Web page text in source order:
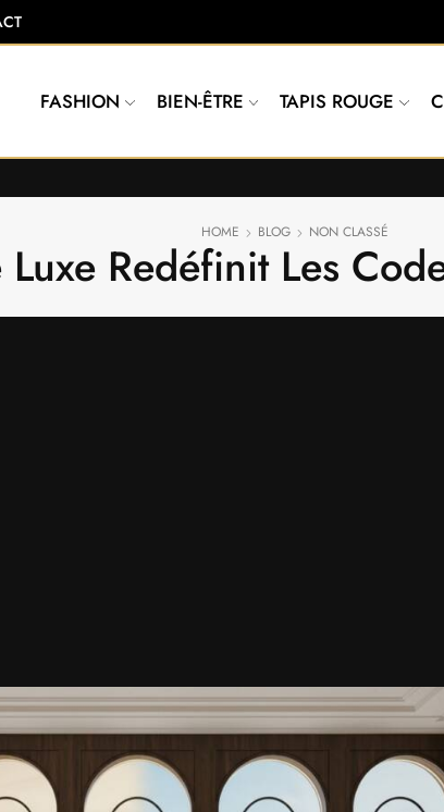
FASHION BIEN-ÊTRE TAPIS ROUGE
HOME BLOG NON CLASSÉ
Luxe Redéfinit Les